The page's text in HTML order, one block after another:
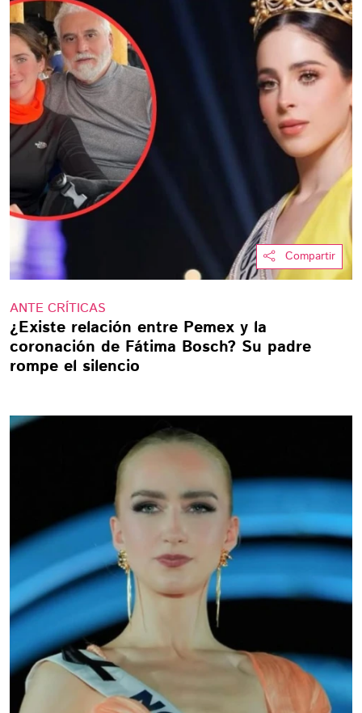
Compartir
ANTE CRÍTICAS
¿Existe relación entre Pemex y la
coronación de Fátima Bosch? Su padre
rompe el silencio